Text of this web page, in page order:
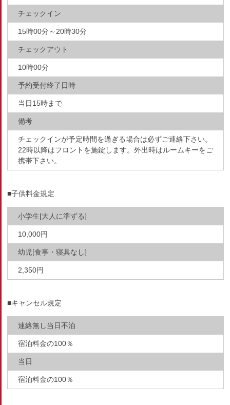
チェックイン
15時00分～20時30分
チェックアウト
10時00分
予約受付終了日時
当日15時まで
備考
チェックインが予定時間を過ぎる場合は必ずご連絡下さい。
22時以降はフロントを施錠します。外出時はルームキーをご
携帯下さい。
■子供料金規定
小学生[大人に準ずる]
10,000円
幼児[食事・寝具なし]
2,350円
■キャンセル規定
連絡無し当日不泊
宿泊料金の100％
当日
宿泊料金の100％